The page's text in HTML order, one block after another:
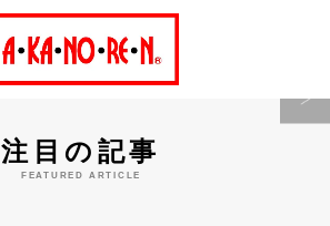
注目の記事
FEATURED ARTICLE